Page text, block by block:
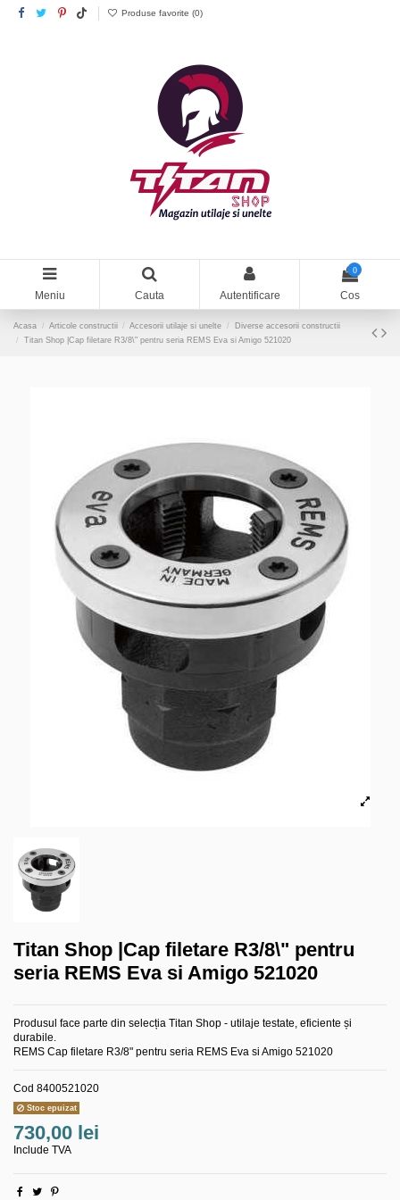
Produse favorite (0)
Meniu Cauta Autentificare
0
Cos
Acasa Articole constructii Accesorii utilaje si unelte
Diverse accesorii constructii
Titan Shop |Cap filetare R3/8\" pentru seria REMS Eva si Amigo 521020
Titan Shop |Cap filetare R3/8\" pentru
seria REMS Eva si Amigo 521020
Produsul face parte din selecția Titan Shop - utilaje testate, eficiente și
durabile.
REMS Cap filetare R3/8" pentru seria REMS Eva si Amigo 521020
Cod 8400521020
Stoc epuizat
730,00 lei
Include TVA